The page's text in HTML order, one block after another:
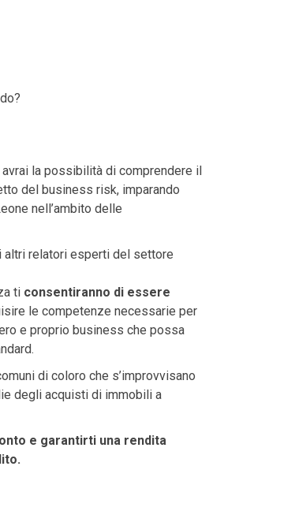
avrai la possibilità di comprendere il
del business risk, imparando
nell’ambito delle
altri relatori esperti del settore
ti consentiranno di essere
le competenze necessarie per
e proprio business che possa
di coloro che s’improvvisano
degli acquisti di immobili a
e garantirti una rendita